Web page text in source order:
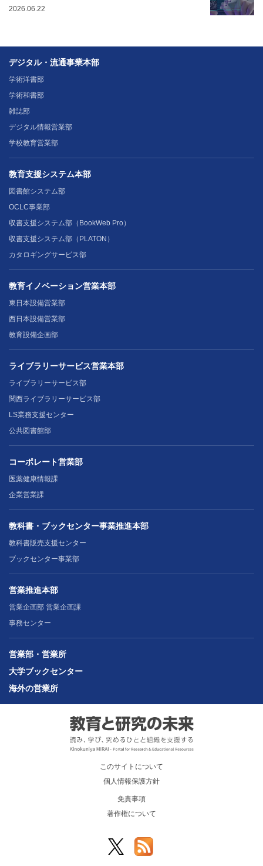
2026.06.22
デジタル・流通事業本部
学術洋書部
学術和書部
雑誌部
デジタル情報営業部
学校教育営業部
教育支援システム本部
図書館システム部
OCLC事業部
収書支援システム部（BookWeb Pro）
収書支援システム部（PLATON）
カタロギングサービス部
教育イノベーション営業本部
東日本設備営業部
西日本設備営業部
教育設備企画部
ライブラリーサービス営業本部
ライブラリーサービス部
関西ライブラリーサービス部
LS業務支援センター
公共図書館部
コーポレート営業部
医薬健康情報課
企業営業課
教科書・ブックセンター事業推進本部
教科書販売支援センター
ブックセンター事業部
営業推進本部
営業企画部 営業企画課
事務センター
営業部・営業所
大学ブックセンター
海外の営業所
このサイトについて
個人情報保護方針
免責事項
著作権について